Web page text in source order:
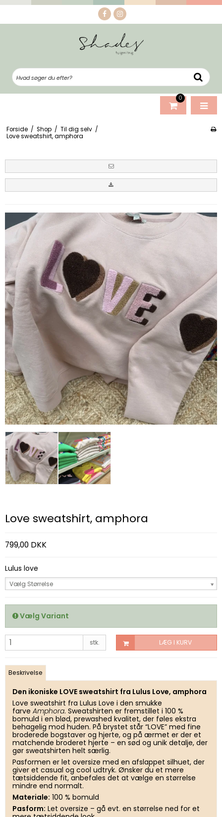
0
Forside / Shop / Til dig selv /
Love sweatshirt, amphora
Love sweatshirt, amphora
799,00 DKK
Lulus love
Vælg Størrelse
Vælg Variant
stk. LÆG I KURV
Beskrivelse
Den ikoniske LOVE sweatshirt fra Lulus Love, amphora
Love sweatshirt fra Lulus Love i den smukke
farve Amphora. Sweatshirten er fremstillet i 100 %
bomuld i en blød, prewashed kvalitet, der føles ekstra
behagelig mod huden. På brystet står “LOVE” med fine
broderede bogstaver og hjerte, og på ærmet er der et
matchende broderet hjerte – en sød og unik detalje, der
gør sweatshirten helt særlig.
Pasformen er let oversize med en afslappet silhuet, der
giver et casual og cool udtryk. Ønsker du et mere
tætsiddende fit, anbefales det at vælge en størrelse
mindre end normalt.
Materiale: 100 % bomuld
Pasform: Let oversize – gå evt. en størrelse ned for et